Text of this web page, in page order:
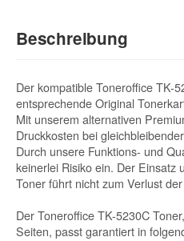
Beschreibung
Der kompatible Toneroffice TK-
entsprechende Original
Mit unserem alternativen
Druckkosten bei
Durch unsere Funktions- und
keinerlei Risiko ein. Der Einsatz
Toner führt nicht zum Verlust
Der Toneroffice TK-5230C
Seiten, passt garantiert in